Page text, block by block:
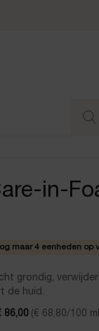
in-
maar 4 eenheden op
grondig,
de huid.
86,00 (€ 68,80/100